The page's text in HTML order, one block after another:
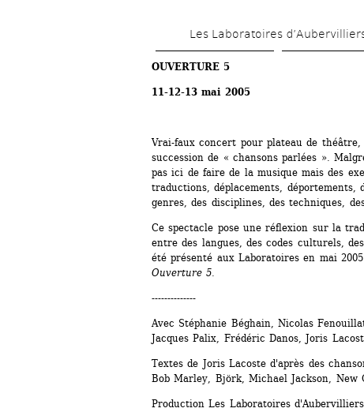
Les Laboratoires
OUVERTURE 5
11-12-13 mai 2005
Vrai-faux concert pour plateau de
succession de « chansons parlées ».
pas ici de faire de la musique mais des
traductions, déplacements, déportements,
genres, des disciplines, des techniques,
Ce spectacle pose une réflexion sur la
entre des langues, des codes culturels,
été présenté aux Laboratoires en mai
Ouverture 5.
--------------
Avec Stéphanie Béghain, Nicolas
Jacques Palix, Frédéric Danos, Joris
Textes de Joris Lacoste d'après des
Bob Marley, Björk, Michael Jackson, New
Production Les Laboratoires